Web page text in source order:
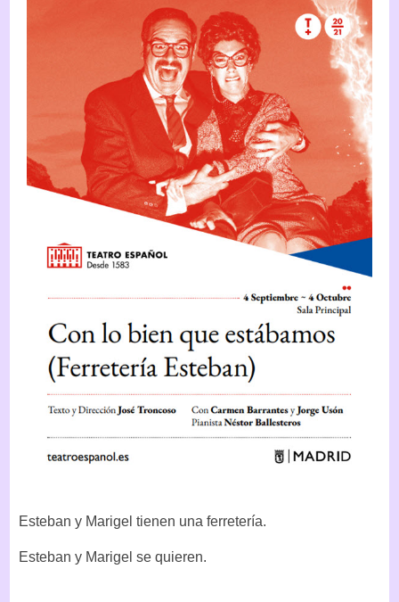
Esteban y Marigel tienen una ferretería.
Esteban y Marigel se quieren.